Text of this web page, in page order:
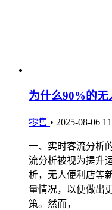
为什么90%的无
零售 • 2025-08-06
一、实时客流分析
流分析被视为提升
析，无人便利店等
量情况，以便做出
策。然而，